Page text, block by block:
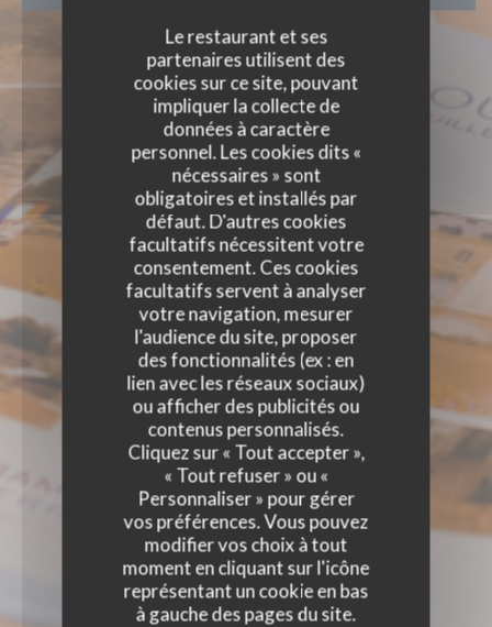
Le restaurant et ses
partenaires utilisent des
cookies sur ce site, pouvant
impliquer la collecte de
données à caractère
personnel. Les cookies dits «
nécessaires » sont
obligatoires et installés par
défaut. D'autres cookies
facultatifs nécessitent votre
consentement. Ces cookies
facultatifs servent à analyser
votre navigation, mesurer
l'audience du site, proposer
des fonctionnalités (ex : en
lien avec les réseaux sociaux)
ou afficher des publicités ou
contenus personnalisés.
Cliquez sur « Tout accepter »,
« Tout refuser » ou «
Personnaliser » pour gérer
vos préférences. Vous pouvez
modifier vos choix à tout
moment en cliquant sur l'icône
représentant un cookie en bas
à gauche des pages du site.